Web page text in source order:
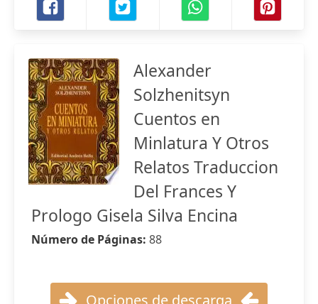
Alexander
Solzhenitsyn
Cuentos en
Minlatura Y Otros
Relatos Traduccion
Del Frances Y
Prologo Gisela Silva Encina
Número de Páginas: 88
Opciones de descarga